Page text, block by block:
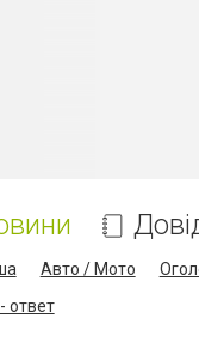
Авто / Мото
ответ